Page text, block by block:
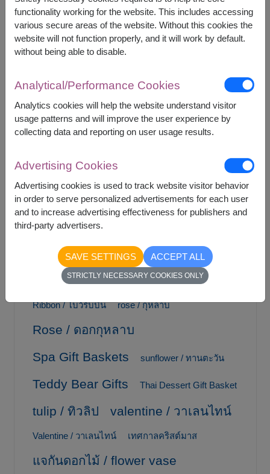
Fruit Baskets gerbera / เยอบีร่า
gift / ของขวัญ
gift basket / กระเช้าของขวัญ
Gift for mom Graduation Bouquet
gypsophila / ยิปโซฟิลล่า
Healthy Baskets
Hydrangea / ไฮเดรนเยีย
International Mother’s Day lily / ลิลลี่
MoneyGift / ของขวัญธนบัตร
Mother's Day
peony / โบตั๋น
preserved flowers/พรีเซิร์ฟฟลาว
Ribbon / โบว์ริบบิ้น rose / กุหลาบ
Rose / ดอกกุหลาบ
Spa Gift Baskets
sunflower / ทานตะวัน
Teddy Bear Gifts Thai Dessert Gift Basket
tulip / ทิวลิป valentine / วาเลนไทน์
Valentine / วาเลนไทน์ เทศกาลคริสต์มาส
แจกันดอกไม้ / flower vase
functionality working for the website. This includes accessing
various secure areas of the website. Without this cookies the
website will not function properly, and it will work by default.
without being able to disable.
Analytical/Performance Cookies
Analytics cookies will help the website understand visitor
usage patterns and will improve the user experience by
collecting data and reporting on user usage results.
Advertising Cookies
Advertising cookies is used to track website visitor behavior
in order to serve personalized advertisements for each user
and to increase advertising effectiveness for publishers and
third-party advertisers.
SAVE SETTINGS ACCEPT ALL
STRICTLY NECESSARY COOKIES ONLY